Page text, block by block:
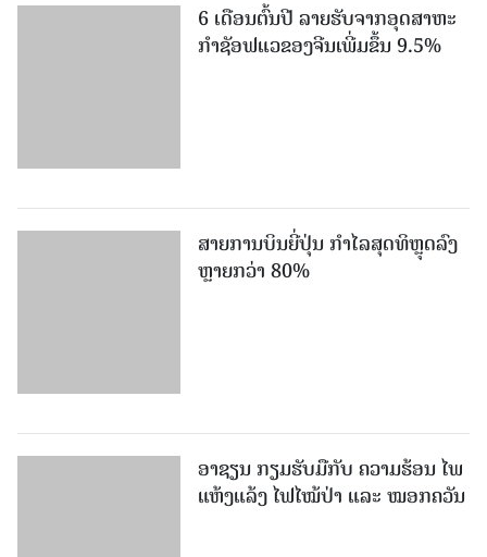
6 ເດືອນຕົ້ນປີ ລາຍຮັບຈາກອຸດສາຫະ
ກຳຊັອຟແວຂອງຈີນເພີ່ມຂຶ້ນ 9.5%
ສາຍການບິນຍີ່ປຸ່ນ ກຳໄລສຸດທິຫຼຸດລົງ
ຫຼາຍກວ່າ 80%
ອາຊຽນ ກຽມຮັບມືກັບ ຄວາມຮ້ອນ ໄພ
ແຫ້ງແລ້ງ ໄຟໄໝ້ປ່າ ແລະ ໝອກຄວັນ